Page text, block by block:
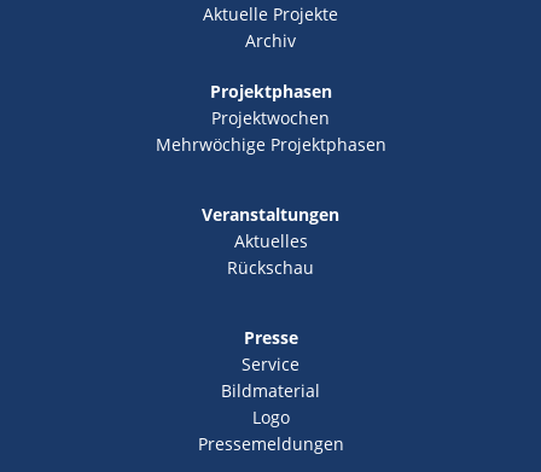
Aktuelle Projekte
Archiv
Projektphasen
Projektwochen
Mehrwöchige Projektphasen
Veranstaltungen
Aktuelles
Rückschau
Presse
Service
Bildmaterial
Logo
Pressemeldungen